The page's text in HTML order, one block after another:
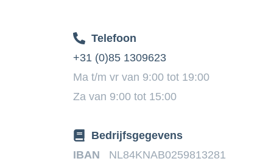
Telefoon
+31 (0)85 1309623
Ma t/m vr van 9:00 tot 19:00
Za van 9:00 tot 15:00
Bedrijfsgegevens
IBAN NL84KNAB0259813281